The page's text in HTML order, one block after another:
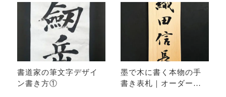
書道家の筆文字デザイ
ン書き方①
墨で木に書く本物の手
書き表札｜オーダーメ